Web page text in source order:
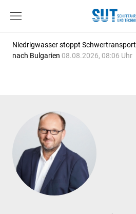
Niedrigwasser stoppt Schwertransport
nach Bulgarien 08.08.2026, 08:06 Uhr